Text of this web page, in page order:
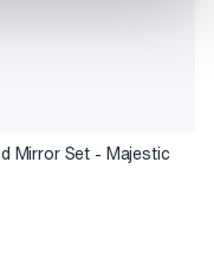
Mirror Set - Majestic